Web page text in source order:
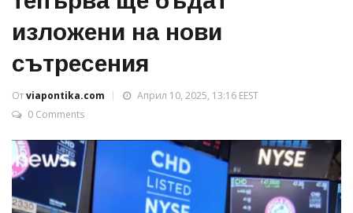
изложени на нови
сътресения
Отviapontika.com
Април 10, 2025, 13:16 EEST
0 Comments